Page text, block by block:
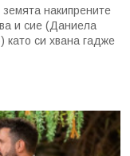
накипрените
и сие (Даниела
като си хвана гадже